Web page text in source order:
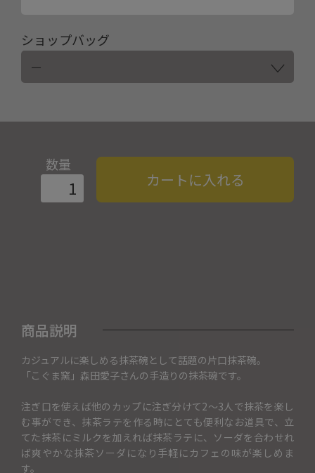
ショップバッグ
数量
カートに入れる
商品説明
カジュアルに楽しめる抹茶碗として話題の片口抹茶碗。
「こぐま窯」森田愛子さんの手造りの抹茶碗です。
注ぎ口を使えば他のカップに注ぎ分けて2～3人で抹茶を楽し
む事ができ、抹茶ラテを作る時にとても便利なお道具で、立
てた抹茶にミルクを加えれば抹茶ラテに、ソーダを合わせれ
ば爽やかな抹茶ソーダになり手軽にカフェの味が楽しめま
す。